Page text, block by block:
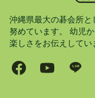
沖縄県最大の碁会所
努めています。 幼児
楽しさをお伝えしてい